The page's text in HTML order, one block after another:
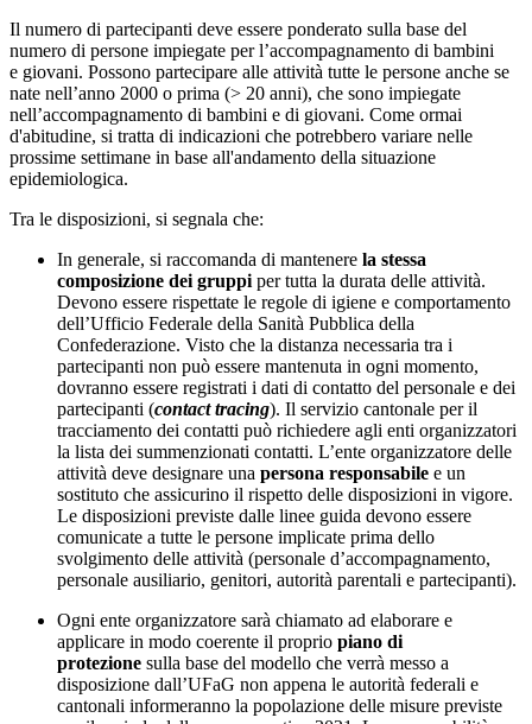
Il numero di partecipanti deve essere ponderato sulla base del
numero di persone impiegate per l’accompagnamento di bambini
e giovani. Possono partecipare alle attività tutte le persone anche se
nate nell’anno 2000 o prima (> 20 anni), che sono impiegate
nell’accompagnamento di bambini e di giovani. Come ormai
d'abitudine, si tratta di indicazioni che potrebbero variare nelle
prossime settimane in base all'andamento della situazione
epidemiologica.
Tra le disposizioni, si segnala che:
In generale, si raccomanda di mantenere la stessa
composizione dei gruppi per tutta la durata delle attività.
Devono essere rispettate le regole di igiene e comportamento
dell’Ufficio Federale della Sanità Pubblica della
Confederazione. Visto che la distanza necessaria tra i
partecipanti non può essere mantenuta in ogni momento,
dovranno essere registrati i dati di contatto del personale e dei
partecipanti (contact tracing). Il servizio cantonale per il
tracciamento dei contatti può richiedere agli enti organizzatori
la lista dei summenzionati contatti. L’ente organizzatore delle
attività deve designare una persona responsabile e un
sostituto che assicurino il rispetto delle disposizioni in vigore.
Le disposizioni previste dalle linee guida devono essere
comunicate a tutte le persone implicate prima dello
svolgimento delle attività (personale d’accompagnamento,
personale ausiliario, genitori, autorità parentali e partecipanti).
Ogni ente organizzatore sarà chiamato ad elaborare e
applicare in modo coerente il proprio piano di
protezione sulla base del modello che verrà messo a
disposizione dall’UFaG non appena le autorità federali e
cantonali informeranno la popolazione delle misure previste